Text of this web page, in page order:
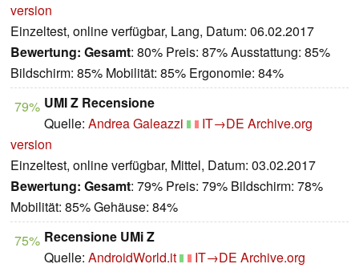
version
Einzeltest, online verfügbar, Lang, Datum: 06.02.2017
Bewertung: Gesamt: 80% Preis: 87% Ausstattung: 85%
Bildschirm: 85% Mobilität: 85% Ergonomie: 84%
79% UMI Z Recensione
Quelle: Andrea Galeazzi IT→DE Archive.org
version
Einzeltest, online verfügbar, Mittel, Datum: 03.02.2017
Bewertung: Gesamt: 79% Preis: 79% Bildschirm: 78%
Mobilität: 85% Gehäuse: 84%
75% Recensione UMi Z
Quelle: AndroidWorld.it IT→DE Archive.org